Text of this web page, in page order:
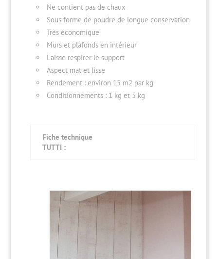
Ne contient pas de chaux
Sous forme de poudre de longue conservation
Très économique
Murs et plafonds en intérieur
Laisse respirer le support
Aspect mat et lisse
Rendement : environ 15 m2 par kg
Conditionnements : 1 kg et 5 kg
Fiche technique
TUTTI :